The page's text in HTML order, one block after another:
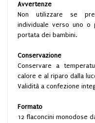
Avvertenze
Non utilizzare se
individuale verso uno o
portata dei bambini.
Conservazione
Conservare a
calore e al riparo dalla
Validità a confezione
Formato
12 flaconcini monodose